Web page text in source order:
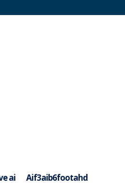
ai
Aif3aib6footahd